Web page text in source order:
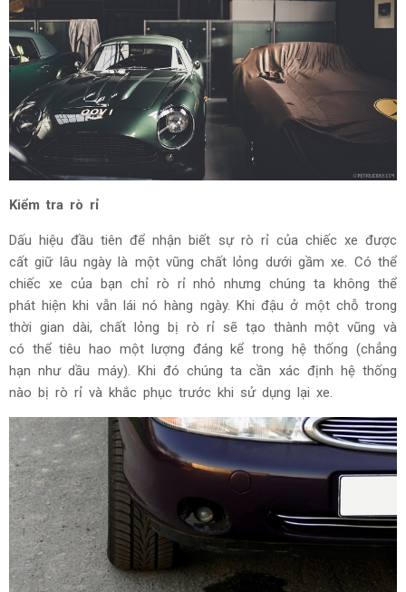
Kiểm tra rò rỉ
Dấu hiệu đầu tiên để nhận biết sự rò rỉ của chiếc xe được
cất giữ lâu ngày là một vũng chất lỏng dưới gầm xe. Có thể
chiếc xe của bạn chỉ rò rỉ nhỏ nhưng chúng ta không thể
phát hiện khi vẫn lái nó hàng ngày. Khi đậu ở một chỗ trong
thời gian dài, chất lỏng bị rò rỉ sẽ tạo thành một vũng và
có thể tiêu hao một lượng đáng kể trong hệ thống (chẳng
hạn như dầu máy). Khi đó chúng ta cần xác định hệ thống
nào bị rò rỉ và khắc phục trước khi sử dụng lại xe.